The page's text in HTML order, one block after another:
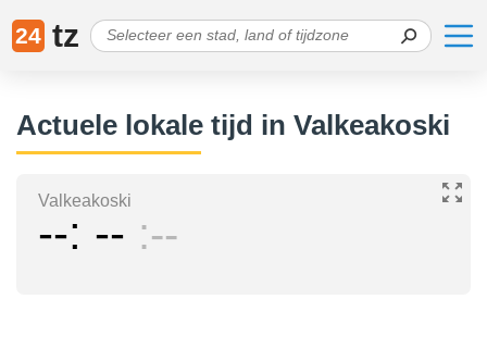
24 tz
Actuele lokale tijd in Valkeakoski
Valkeakoski
-- -- --